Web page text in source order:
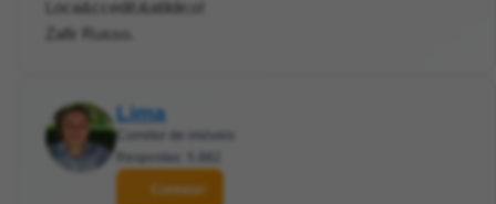
Loca&ccedil;&atilde;o!
Zafir Russo.
Lima
Corretor de imóveis
Respostas: 5.882
Contatar